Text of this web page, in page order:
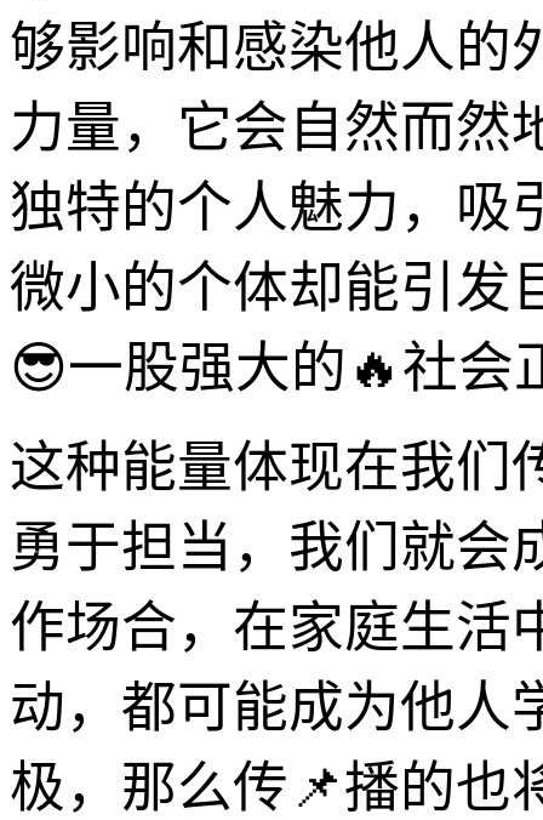
够影响和感染他人的
力量，它会自然而然
独特的个人魅力，吸
微小的个体却能引发
😎一股强大的🔥社会
这种能量体现在我们
勇于担当，我们就会
作场合，在家庭生活
动，都可能成为他人
极，那么传📌播的也